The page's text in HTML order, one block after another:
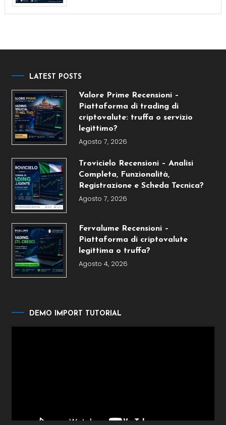
LATEST POSTS
Valore Prime Recensioni –
Piattaforma di trading di
criptovalute: truffa o servizio
legittimo?
Agosto 7, 2026
Trovicielo Recensioni – Analisi
Completa, Funzionalità,
Registrazione e Scheda Tecnica?
Agosto 7, 2026
Fervalume Recensioni –
Piattaforma di criptovalute
legittima o truffa?
Agosto 4, 2026
DEMO IMPORT TUTORIAL